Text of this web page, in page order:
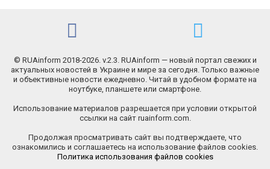
© RUAinform 2018-2026. v.2.3. RUAinform — новый портал свежих и
актуальных новостей в Украине и мире за сегодня. Только важные
и объективные новости ежедневно. Читай в удобном формате на
ноутбуке, планшете или смартфоне.
Использование материалов разрешается при условии открытой
ссылки на сайт ruainform.com.
Продолжая просматривать сайт вы подтверждаете, что
ознакомились и соглашаетесь на использование файлов cookies.
Политика использования файлов cookies